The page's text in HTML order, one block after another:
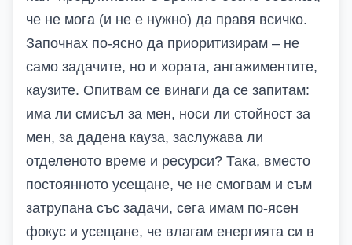
че не мога (и не е нужно) да правя всичко.
Започнах по-ясно да приоритизирам – не
само задачите, но и хората, ангажиментите,
каузите. Опитвам се винаги да се запитам:
има ли смисъл за мен, носи ли стойност за
мен, за дадена кауза, заслужава ли
отделеното време и ресурси? Така, вместо
постоянното усещане, че не смогвам и съм
затрупана със задачи, сега имам по-ясен
фокус и усещане, че влагам енергията си в